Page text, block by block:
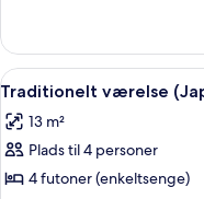
med
enkeltsenge
Indlæs
alle
billeder
af
Traditionelt
11
Traditionelt værelse
13 m²
Plads til 4 personer
4 futoner (enkeltsenge)